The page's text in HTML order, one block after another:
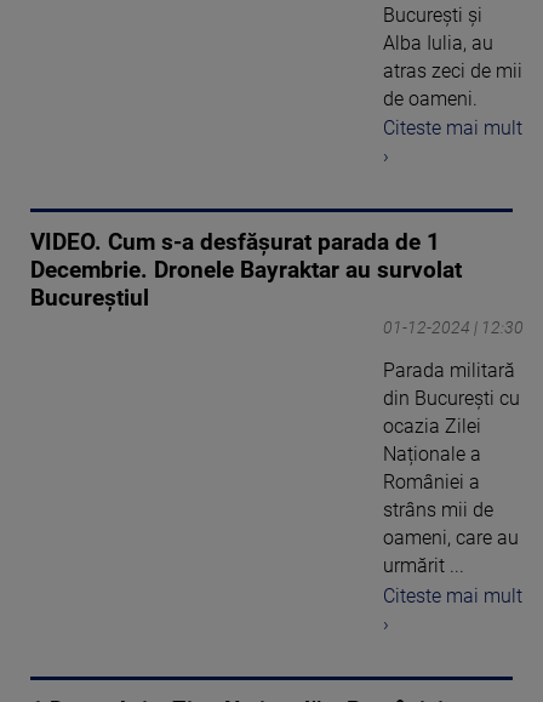
București și
Alba Iulia, au
atras zeci de mii
de oameni.
Citeste mai mult
›
VIDEO. Cum s-a desfășurat parada de 1
Decembrie. Dronele Bayraktar au survolat
Bucureștiul
01-12-2024 | 12:30
Parada militară
din București cu
ocazia Zilei
Naționale a
României a
strâns mii de
oameni, care au
urmărit ...
Citeste mai mult
›